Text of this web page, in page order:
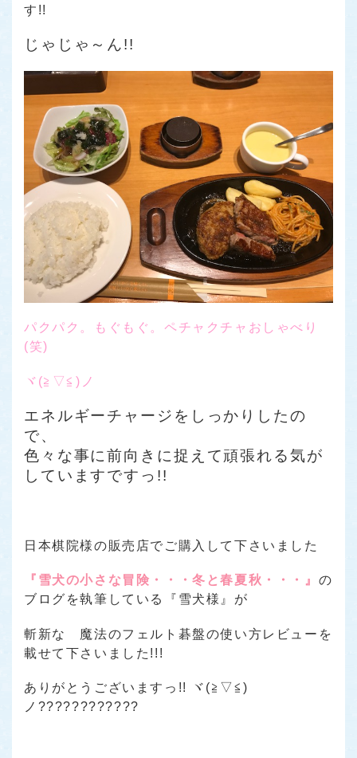
す!!
じゃじゃ～ん!!
パクパク。もぐもぐ。ペチャクチャおしゃべり
(笑)
ヾ(≧▽≦)ノ
エネルギーチャージをしっかりしたの
で、
色々な事に前向きに捉えて頑張れる気が
していますですっ!!
日本棋院様の販売店でご購入して下さいました
『雪犬の小さな冒険・・・冬と春夏秋・・・』 の
ブログを執筆している
『雪犬様』 が
斬新な 魔法のフェルト碁盤の使い方レビューを
載せて下さいました!!!
ありがとうございますっ!! ヾ(≧▽≦)
ノ????????????